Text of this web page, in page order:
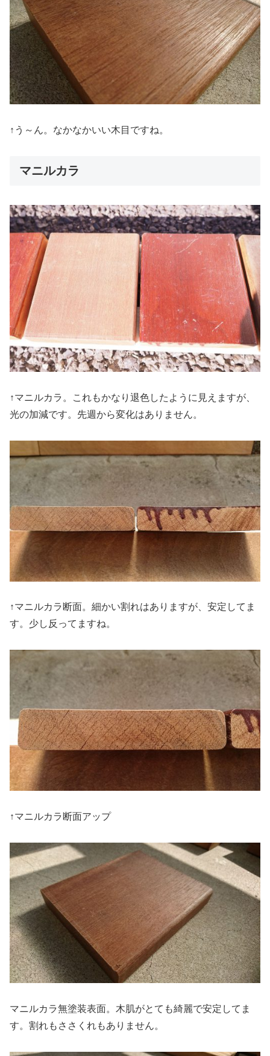
↑う～ん。なかなかいい木目ですね。
マニルカラ
↑マニルカラ。これもかなり退色したように見えますが、
光の加減です。先週から変化はありません。
↑マニルカラ断面。細かい割れはありますが、安定してま
す。少し反ってますね。
↑マニルカラ断面アップ
マニルカラ無塗装表面。木肌がとても綺麗で安定してま
す。割れもささくれもありません。